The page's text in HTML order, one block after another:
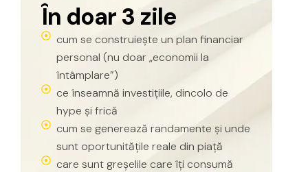
În doar 3 zile
cum se construiește un plan financiar
personal (nu doar „economii la
întâmplare”)
ce înseamnă investițiile, dincolo de
hype și frică
cum se generează randamente și unde
sunt oportunitățile reale din piață
care sunt greșelile care îți consumă